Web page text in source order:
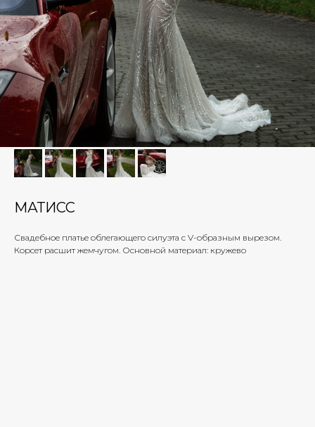
МАТИСС
Свадебное платье облегающего силуэта с V-образным вырезом.
Корсет расшит жемчугом. Основной материал: кружево